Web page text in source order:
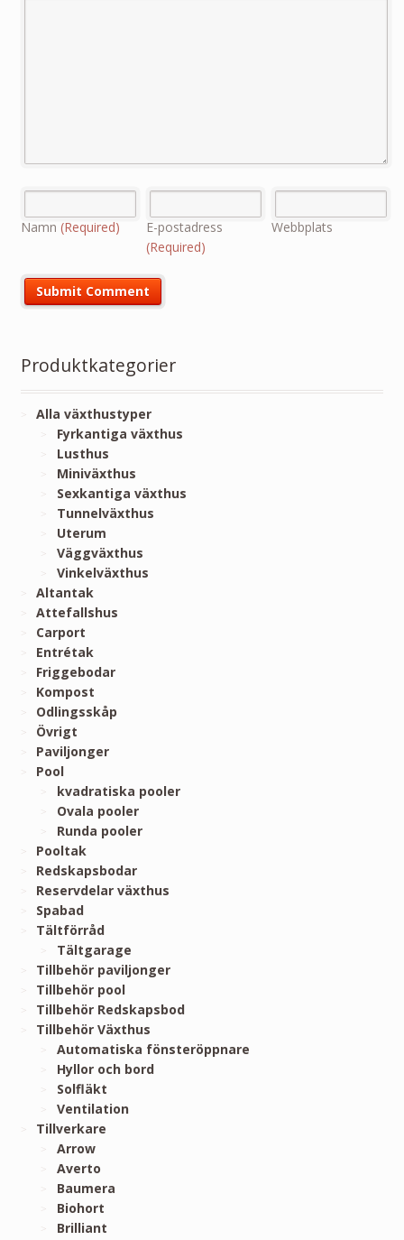
Namn (Required)
E-postadress
(Required)
Webbplats
Produktkategorier
Alla växthustyper
Fyrkantiga växthus
Lusthus
Miniväxthus
Sexkantiga växthus
Tunnelväxthus
Uterum
Väggväxthus
Vinkelväxthus
Altantak
Attefallshus
Carport
Entrétak
Friggebodar
Kompost
Odlingsskåp
Övrigt
Paviljonger
Pool
kvadratiska pooler
Ovala pooler
Runda pooler
Pooltak
Redskapsbodar
Reservdelar växthus
Spabad
Tältförråd
Tältgarage
Tillbehör paviljonger
Tillbehör pool
Tillbehör Redskapsbod
Tillbehör Växthus
Automatiska fönsteröppnare
Hyllor och bord
Solfläkt
Ventilation
Tillverkare
Arrow
Averto
Baumera
Biohort
Brilliant